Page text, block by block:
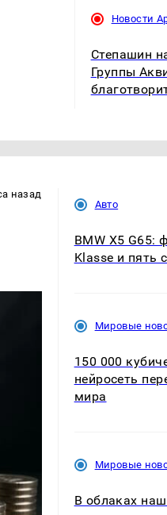
Новости
Степашин
Группы
назад
Авто
BMW X5 G65:
Klasse и пять
Мировые
150 000
нейросеть
мира
Мировые
В облаках